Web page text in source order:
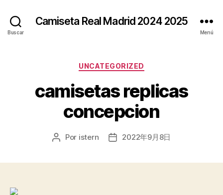
Buscar
Camiseta Real Madrid 2024 2025
Menú
Categorías
UNCATEGORIZED
camisetas replicas
concepcion
Autor
Por istern
Fecha2022年9月8日